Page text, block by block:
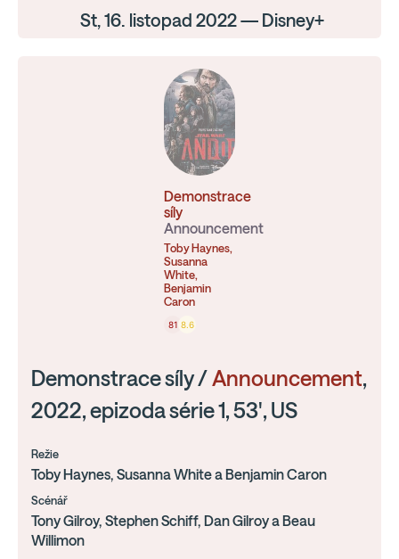
St, 16. listopad 2022 — Disney+
Demonstrace
síly
Announcement
Toby Haynes,
Susanna
White,
Benjamin
Caron
81 8.6
Demonstrace síly /Announcement,
2022, epizoda série 1, 53', US
Režie
Toby Haynes, Susanna White a Benjamin Caron
Scénář
Tony Gilroy, Stephen Schiff, Dan Gilroy a Beau
Willimon